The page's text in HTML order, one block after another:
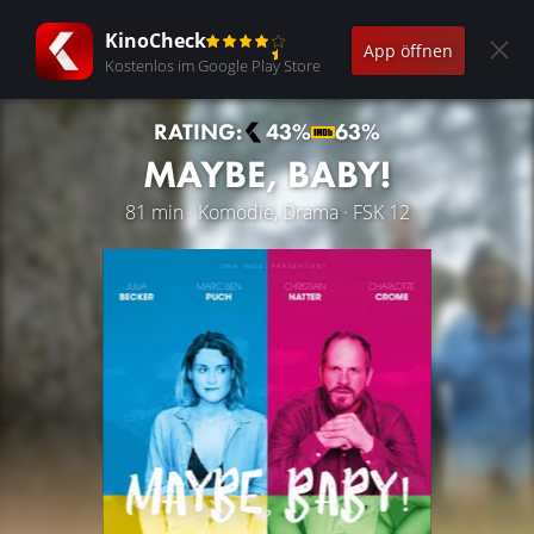
KinoCheck
Kostenlos im Google Play Store
App öffnen
RATING: 43% 63%
MAYBE, BABY!
81 min · Komödie, Drama · FSK 12